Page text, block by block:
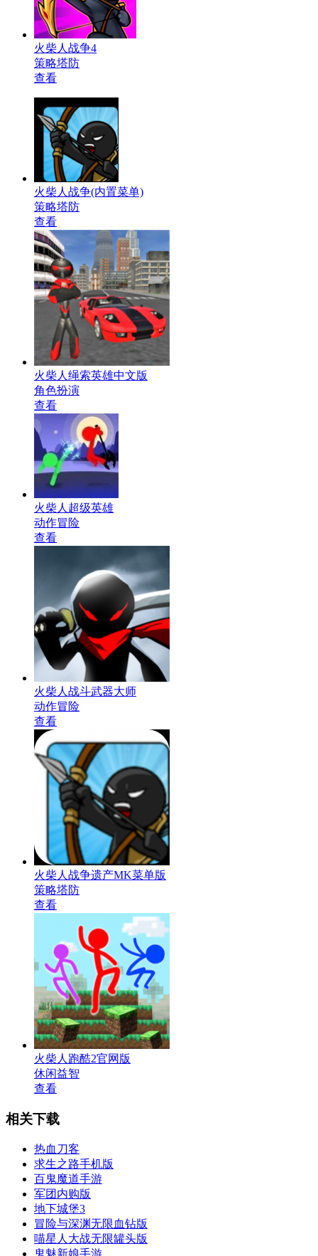
火柴人战争4
策略塔防
查看
火柴人战争(内置菜单)
策略塔防
查看
火柴人绳索英雄中文版
角色扮演
查看
火柴人超级英雄
动作冒险
查看
火柴人战斗武器大师
动作冒险
查看
火柴人战争遗产MK菜单版
策略塔防
查看
火柴人跑酷2官网版
休闲益智
查看
相关下载
热血刀客
求生之路手机版
百鬼魔道手游
军团内购版
地下城堡3
冒险与深渊无限血钻版
喵星人大战无限罐头版
鬼魅新娘手游